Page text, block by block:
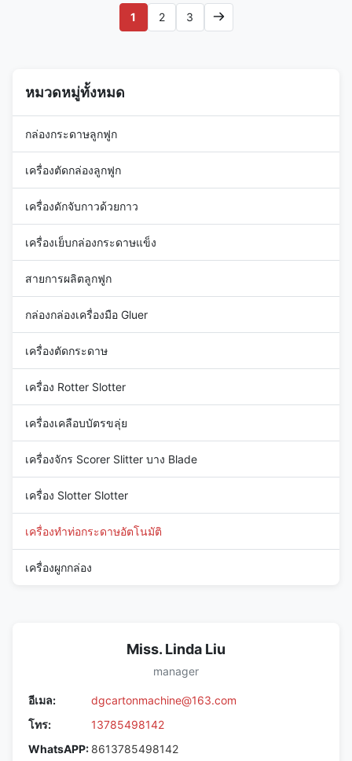
equipment rolls paper into a
applications. The Tube Length
Range is also flexible, with the
1 2 3
หมวดหมู่ทั้งหมด
กล่องกระดาษลูกฟูก
เครื่องตัดกล่องลูกฟูก
เครื่องดักจับกาวด้วยกาว
เครื่องเย็บกล่องกระดาษแข็ง
สายการผลิตลูกฟูก
กล่องกล่องเครื่องมือ Gluer
เครื่องตัดกระดาษ
เครื่อง Rotter Slotter
เครื่องเคลือบบัตรขลุ่ย
เครื่องจักร Scorer Slitter บาง Blade
เครื่อง Slotter Slotter
เครื่องทำท่อกระดาษอัตโนมัติ
เครื่องผูกกล่อง
Miss. Linda Liu
manager
อีเมล:
dgcartonmachine@163.com
โทร:
13785498142
WhatsAPP: 8613785498142